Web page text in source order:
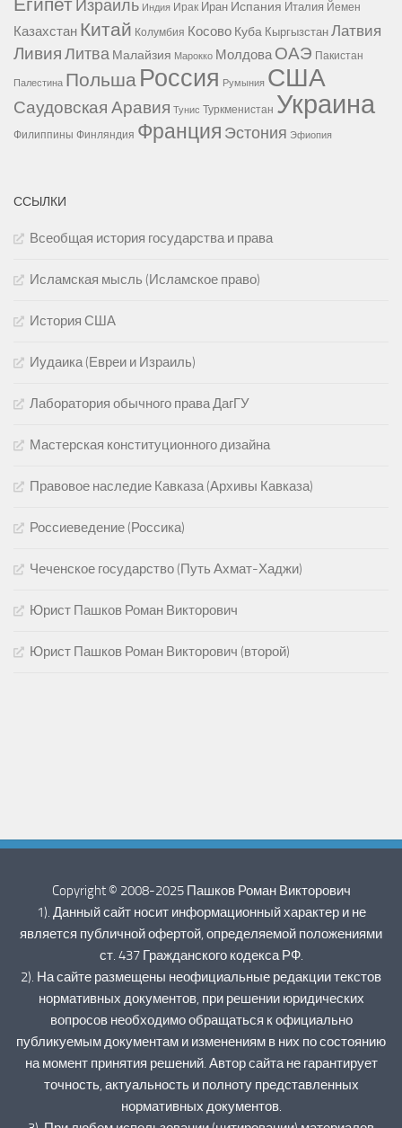
ЕгипетИзраиль Индия Ирак Иран Испания Италия Йемен
Казахстан Китай Колумбия Косово Куба Кыргызстан Латвия
ЛивияЛитва Малайзия Марокко Молдова ОАЭ Пакистан
Палестина Польша Россия Румыния США
Саудовская Аравия Тунис Туркменистан Украина
Филиппины Финляндия Франция Эстония Эфиопия
ССЫЛКИ
Всеобщая история государства и права
Исламская мысль (Исламское право)
История США
Иудаика (Евреи и Израиль)
Лаборатория обычного права ДагГУ
Мастерская конституционного дизайна
Правовое наследие Кавказа (Архивы Кавказа)
Россиеведение (Россика)
Чеченское государство (Путь Ахмат-Хаджи)
Юрист Пашков Роман Викторович
Юрист Пашков Роман Викторович (второй)
Copyright © 2008-2025 Пашков Роман Викторович
1). Данный сайт носит информационный характер и не
является публичной офертой, определяемой положениями
ст. 437 Гражданского кодекса РФ.
2). На сайте размещены неофициальные редакции текстов
нормативных документов, при решении юридических
вопросов необходимо обращаться к официально
публикуемым документам и изменениям в них по состоянию
на момент принятия решений. Автор сайта не гарантирует
точность, актуальность и полноту представленных
нормативных документов.